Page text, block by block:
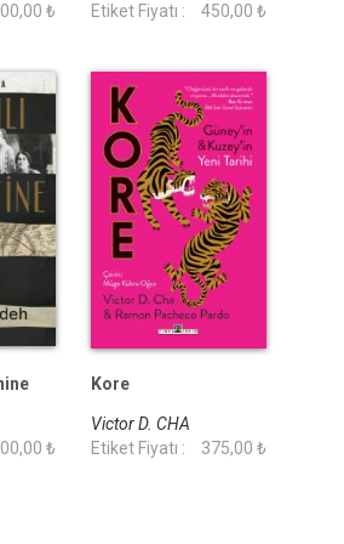
₺
Etiket Fiyatı :
450,00 ₺
₺
Kore
Victor D. CHA
Etiket Fiyatı :
375,00 ₺